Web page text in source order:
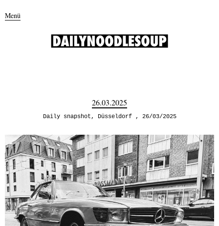
Menü
26.03.2025
Daily snapshot, Düsseldorf 26/03/2025